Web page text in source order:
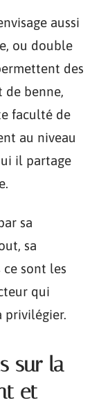
aussi
ou double
des
de benne,
faculté de
au niveau
il partage
sa
sa
ce sont les
qui
privilégier.
sur la
et